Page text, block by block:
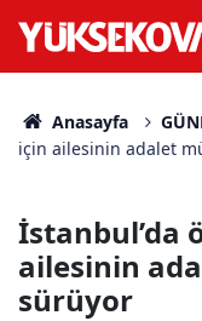
Anasayfa
için ailesinin adalet
İstanbul’da
ailesinin
sürüyor